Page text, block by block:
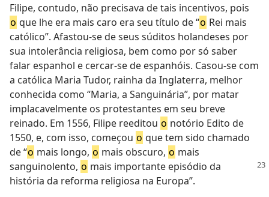
Filipe, contudo, não precisava de tais incentivos, pois
o que lhe era mais caro era seu título de “o Rei mais
católico”. Afastou-se de seus súditos holandeses por
sua intolerância religiosa, bem como por só saber
falar espanhol e cercar-se de espanhóis. Casou-se com
a católica Maria Tudor, rainha da Inglaterra, melhor
conhecida como “Maria, a Sanguinária”, por matar
implacavelmente os protestantes em seu breve
reinado. Em 1556, Filipe reeditou o notório Edito de
1550, e, com isso, começou o que tem sido chamado
de “o mais longo, o mais obscuro, o mais
sanguinolento, o mais importante episódio da
história da reforma religiosa na Europa”.